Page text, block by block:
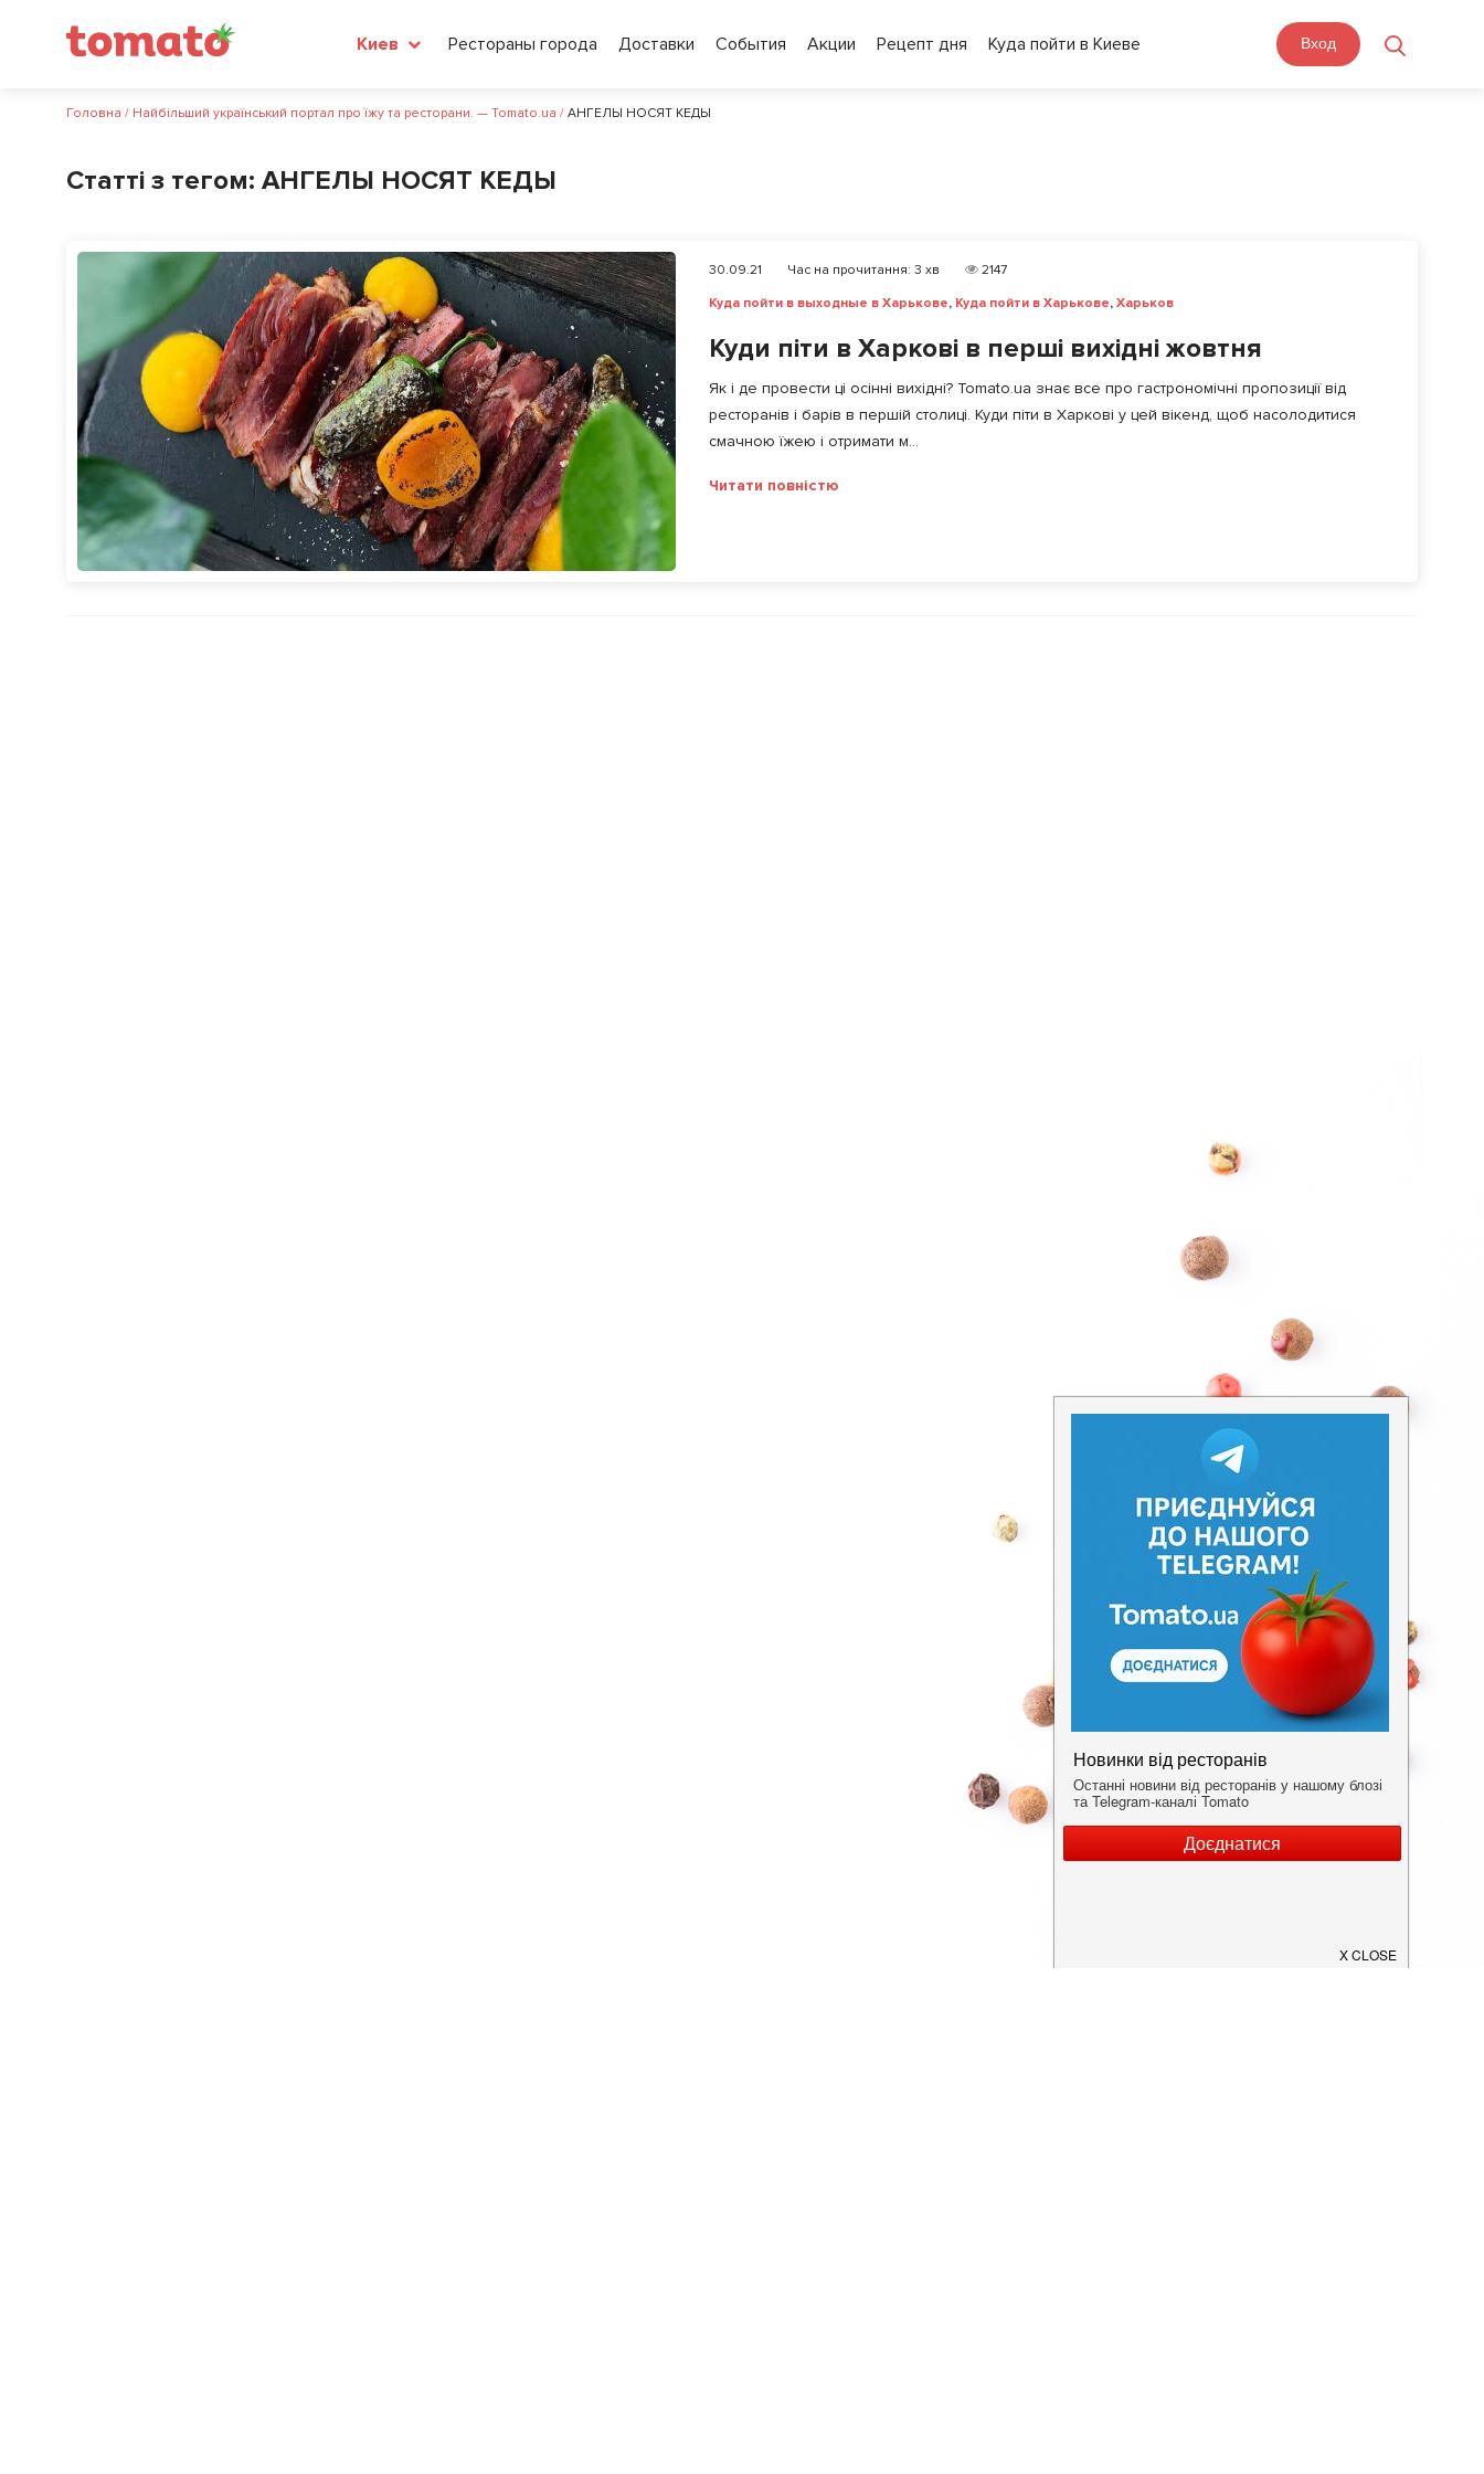
Киев Рестораны города Доставки События Акции Рецепт дня Куда пойти в Киеве Вход
Головна / Найбільший український портал про їжу та ресторани. — Tomato.ua / АНГЕЛЫ НОСЯТ КЕДЫ
Статті з тегом: АНГЕЛЫ НОСЯТ КЕДЫ
30.09.21 Час на прочитання: 3 хв
2147
Куда пойти в выходные в Харькове, Куда пойти в Харькове, Харьков
Куди піти в Харкові в перші вихідні жовтня
Як і де провести ці осінні вихідні? Tomato.ua знає все про гастрономічні пропозиції від
ресторанів і барів в першій столиці. Куди піти в Харкові у цей вікенд, щоб насолодитися
смачною їжею і отримати м...
Читати повністю